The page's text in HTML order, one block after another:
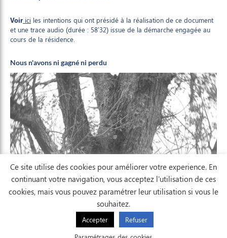
Voir ici les intentions qui ont présidé à la réalisation de ce document
et une trace audio (durée : 58’32) issue de la démarche engagée au
cours de la résidence.
Nous n'avons ni gagné ni perdu
Ce site utilise des cookies pour améliorer votre experience. En
continuant votre navigation, vous acceptez l'utilisation de ces
cookies, mais vous pouvez paramétrer leur utilisation si vous le
souhaitez.
Accepter Refuser